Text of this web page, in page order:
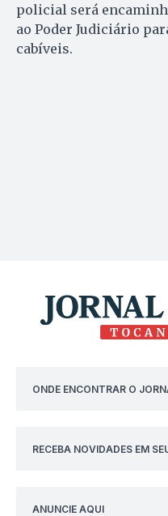
policial será
ao Poder Judiciário
cabíveis.
ONDE ENCONTRAR O
RECEBA NOVIDADES EM
ANUNCIE AQUI